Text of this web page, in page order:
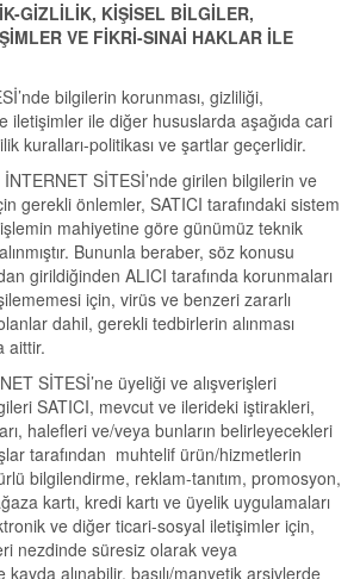
GİZLİLİK, KİŞİSEL BİLGİLER,
VE FİKRİ-SINAİ HAKLAR İLE
bilgilerin korunması, gizliliği,
iletişimler ile diğer hususlarda aşağıda cari
kuralları-politikası ve şartlar geçerlidir.
SİTESİ’nde girilen bilgilerin ve
gerekli önlemler, SATICI tarafındaki sistem
işlemin mahiyetine göre günümüz teknik
Bununla beraber, söz konusu
girildiğinden ALICI tarafında korunmaları
için, virüs ve benzeri zararlı
dahil, gerekli tedbirlerin alınması
aittir.
SİTESİ’ne üyeliği ve alışverişleri
SATICI, mevcut ve ilerideki iştirakleri,
halefleri ve/veya bunların belirleyecekleri
tarafından muhtelif ürün/hizmetlerin
bilgilendirme, reklam-tanıtım, promosyon,
kartı, kredi kartı ve üyelik uygulamaları
ve diğer ticari-sosyal iletişimler için,
nezdinde süresiz olarak veya
alınabilir, basılı/manyetik arşivlerde